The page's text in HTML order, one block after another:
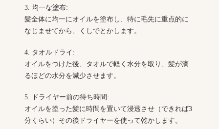
3. 均一な塗布:
髪全体に均一にオイルを塗布し、特に毛先に重点的に
なじませてから、くしでとかします。
4. タオルドライ:
オイルをつけた後、タオルで軽く水分を取り、髪が滴
るほどの水分を減少させます。
5. ドライヤー前の待ち時間:
オイルを塗った髪に時間を置いて浸透させ（できれば3
分くらい）その後ドライヤーを使って乾かします。